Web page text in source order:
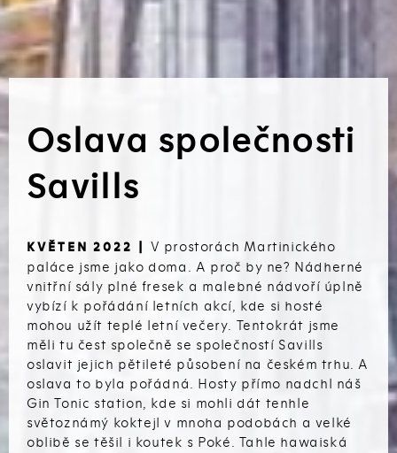
Oslava společnosti
Savills
KVĚTEN 2022 | V prostorách Martinického
paláce jsme jako doma. A proč by ne? Nádherné
vnitřní sály plné fresek a malebné nádvoří úplně
vybízí k pořádání letních akcí, kde si hosté
mohou užít teplé letní večery. Tentokrát jsme
měli tu čest společně se společností Savills
oslavit jejich pětileté působení na českém trhu. A
oslava to byla pořádná. Hosty přímo nadchl náš
Gin Tonic station, kde si mohli dát tenhle
světoznámý koktejl v mnoha podobách a velké
oblibě se těšil i koutek s Poké. Tahle hawaiská